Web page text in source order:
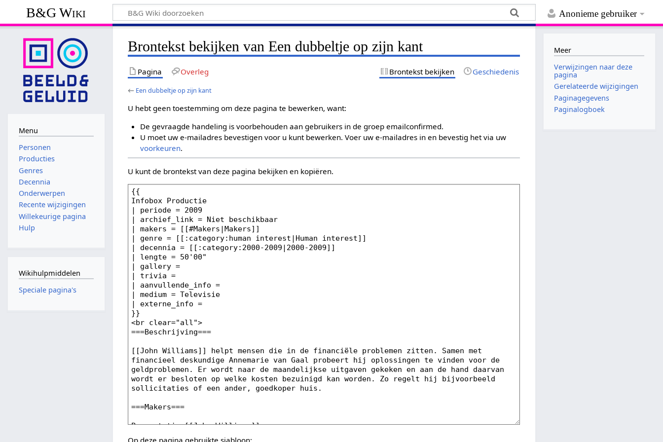
Anonieme gebruiker
B&G Wiki
Brontekst bekijken van Een dubbeltje op zijn kant
Pagina Overleg Brontekst bekijken Geschiedenis
← Een dubbeltje op zijn kant
U hebt geen toestemming om deze pagina te bewerken, want:
De gevraagde handeling is voorbehouden aan gebruikers in de groep emailconfirmed.
U moet uw e-mailadres bevestigen voor u kunt bewerken. Voer uw e-mailadres in en bevestig het via uw
voorkeuren.
U kunt de brontekst van deze pagina bekijken en kopiëren.
Op deze pagina gebruikte sjabloon:
Menu
Personen
Producties
Genres
Decennia
Onderwerpen
Recente wijzigingen
Willekeurige pagina
Hulp
Wikihulpmiddelen
Speciale pagina's
Meer
Verwijzingen naar deze
pagina
Gerelateerde wijzigingen
Paginagegevens
Paginalogboek